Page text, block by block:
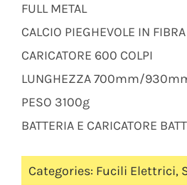
FULL METAL
CALCIO PIEGHEVOLE IN
CARICATORE 600 COLPI
LUNGHEZZA 700mm/
PESO 3100g
BATTERIA E CARICATORE
Categories: Fucili Elettrici,